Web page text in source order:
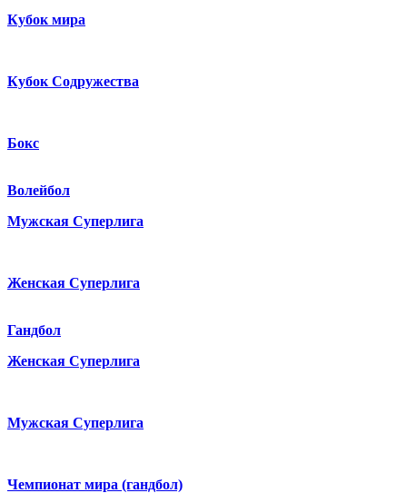
Кубок мира
Кубок Содружества
Бокс
Волейбол
Мужская Суперлига
Женская Суперлига
Гандбол
Женская Суперлига
Мужская Суперлига
Чемпионат мира (гандбол)